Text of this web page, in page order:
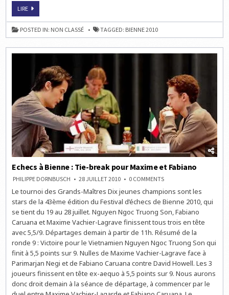
LIREECHECS
BIENNE
:
FABIANO
CARUANA
POSTED IN: NON CLASSÉ TAGGED: BIENNE 2010
Echecs à Bienne : Tie-break pour Maxime et Fabiano
PHILIPPE DORNBUSCH 28 JUILLET 2010 0 COMMENTSON
À
:
TIE-
BREAK
POUR
ET
FABIANO
Le tournoi des Grands-Maîtres Dix jeunes champions sont les
stars de la 43ème édition du Festival d’échecs de Bienne 2010, qui
se tient du 19 au 28 juillet. Nguyen Ngoc Truong Son, Fabiano
Caruana et Maxime Vachier-Lagrave finissent tous trois en tête
avec 5,5/9. Départages demain à partir de 11h. Résumé de la
ronde 9 : Victoire pour le Vietnamien Nguyen Ngoc Truong Son qui
finit à 5,5 points sur 9. Nulles de Maxime Vachier-Lagrave face à
Parimarjan Negi et de Fabiano Caruana contre David Howell. Les 3
joueurs finissent en tête ex-aequo à 5,5 points sur 9. Nous aurons
donc droit demain à la séance de départage, à commencer par le